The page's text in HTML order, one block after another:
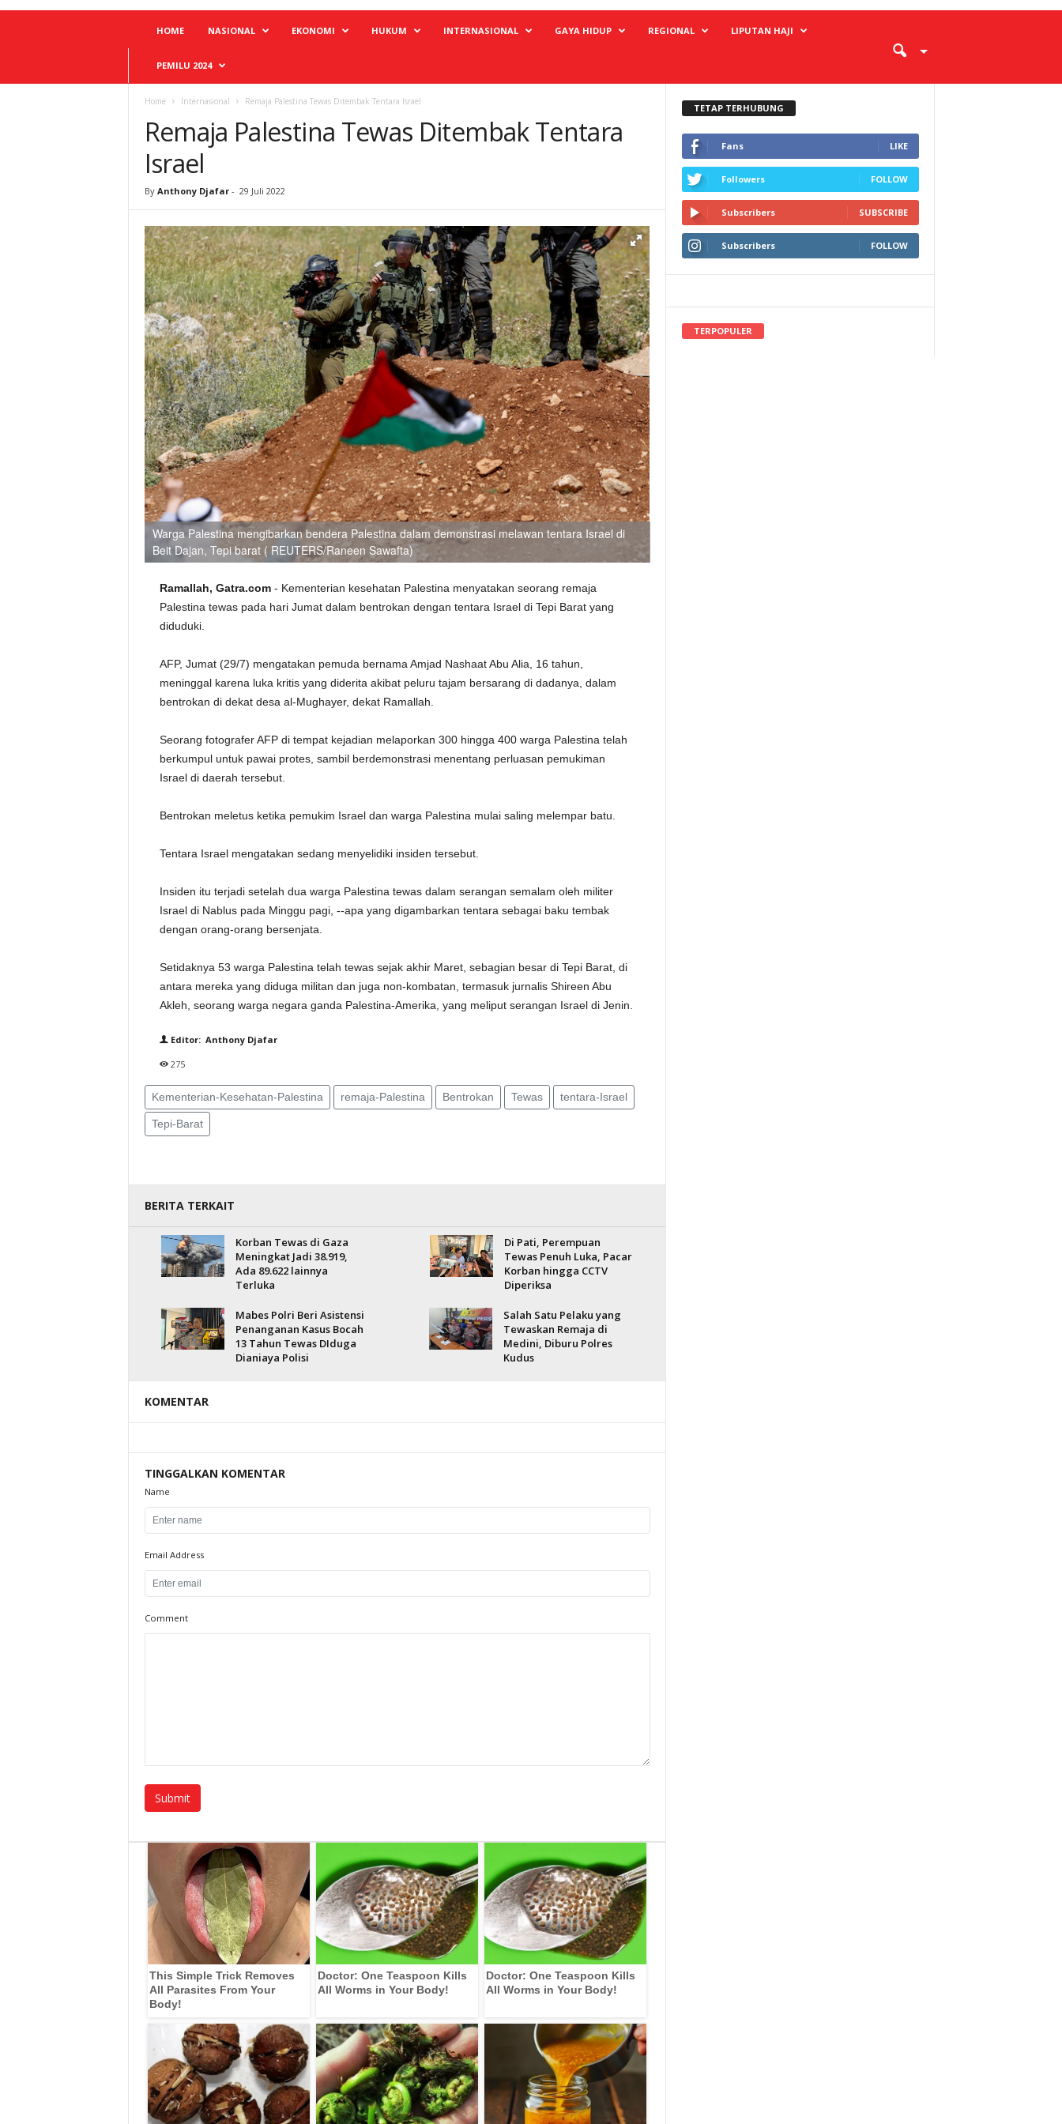
HOME NASIONAL EKONOMI HUKUM INTERNASIONAL GAYA HIDUP REGIONAL LIPUTAN HAJI
PEMILU 2024
Home Internasional Remaja Palestina Tewas Ditembak Tentara Israel
Remaja Palestina Tewas Ditembak Tentara
Israel
By Anthony Djafar - 29 Juli 2022
Warga Palestina mengibarkan bendera Palestina dalam demonstrasi melawan tentara Israel di
Beit Dajan, Tepi barat ( REUTERS/Raneen Sawafta)
Ramallah, Gatra.com - Kementerian kesehatan Palestina menyatakan seorang remaja
Palestina tewas pada hari Jumat dalam bentrokan dengan tentara Israel di Tepi Barat yang
diduduki.
AFP, Jumat (29/7) mengatakan pemuda bernama Amjad Nashaat Abu Alia, 16 tahun,
meninggal karena luka kritis yang diderita akibat peluru tajam bersarang di dadanya, dalam
bentrokan di dekat desa al-Mughayer, dekat Ramallah.
Seorang fotografer AFP di tempat kejadian melaporkan 300 hingga 400 warga Palestina telah
berkumpul untuk pawai protes, sambil berdemonstrasi menentang perluasan pemukiman
Israel di daerah tersebut.
Bentrokan meletus ketika pemukim Israel dan warga Palestina mulai saling melempar batu.
Tentara Israel mengatakan sedang menyelidiki insiden tersebut.
Insiden itu terjadi setelah dua warga Palestina tewas dalam serangan semalam oleh militer
Israel di Nablus pada Minggu pagi, --apa yang digambarkan tentara sebagai baku tembak
dengan orang-orang bersenjata.
Setidaknya 53 warga Palestina telah tewas sejak akhir Maret, sebagian besar di Tepi Barat, di
antara mereka yang diduga militan dan juga non-kombatan, termasuk jurnalis Shireen Abu
Akleh, seorang warga negara ganda Palestina-Amerika, yang meliput serangan Israel di Jenin.
Editor: Anthony Djafar
275
Kementerian-Kesehatan-Palestina remaja-Palestina Bentrokan Tewas tentara-Israel
Tepi-Barat
BERITA TERKAIT
Korban Tewas di Gaza
Meningkat Jadi 38.919,
Ada 89.622 lainnya
Terluka
Di Pati, Perempuan
Tewas Penuh Luka, Pacar
Korban hingga CCTV
Diperiksa
Mabes Polri Beri Asistensi
Penanganan Kasus Bocah
13 Tahun Tewas DIduga
Dianiaya Polisi
Salah Satu Pelaku yang
Tewaskan Remaja di
Medini, Diburu Polres
Kudus
KOMENTAR
TINGGALKAN KOMENTAR
Name
Email Address
Comment
This Simple Trick Removes
All Parasites From Your
Body!
Doctor: One Teaspoon Kills
All Worms in Your Body!
Doctor: One Teaspoon Kills
All Worms in Your Body!
TETAP TERHUBUNG
Fans LIKE
Followers FOLLOW
Subscribers SUBSCRIBE
Subscribers FOLLOW